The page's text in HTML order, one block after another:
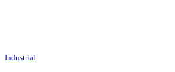
Industrial